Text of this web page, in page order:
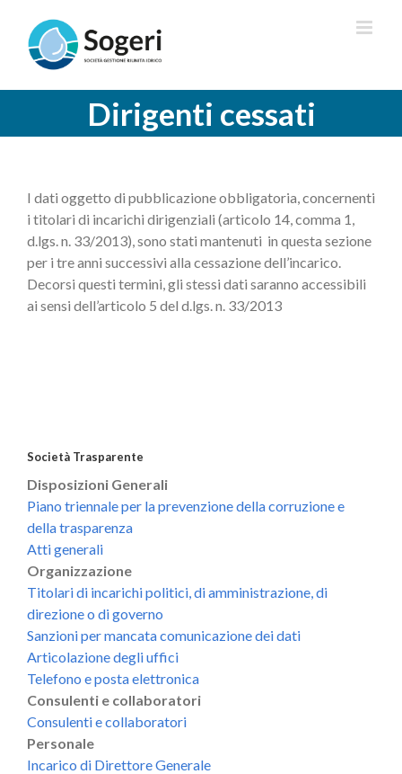
contenuto
Dirigenti cessati
I dati oggetto di pubblicazione obbligatoria, concernenti
i titolari di incarichi dirigenziali (articolo 14, comma 1,
d.lgs. n. 33/2013), sono stati mantenuti in questa sezione
per i tre anni successivi alla cessazione dell’incarico.
Decorsi questi termini, gli stessi dati saranno accessibili
ai sensi dell’articolo 5 del d.lgs. n. 33/2013
Società Trasparente
Disposizioni Generali
Piano triennale per la prevenzione della corruzione e
della trasparenza
Atti generali
Organizzazione
Titolari di incarichi politici, di amministrazione, di
direzione o di governo
Sanzioni per mancata comunicazione dei dati
Articolazione degli uffici
Telefono e posta elettronica
Consulenti e collaboratori
Consulenti e collaboratori
Personale
Incarico di Direttore Generale